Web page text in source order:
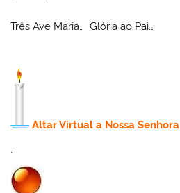
Três Ave Maria… Glória ao Pai…
Altar Virtual a Nossa Senhora
.